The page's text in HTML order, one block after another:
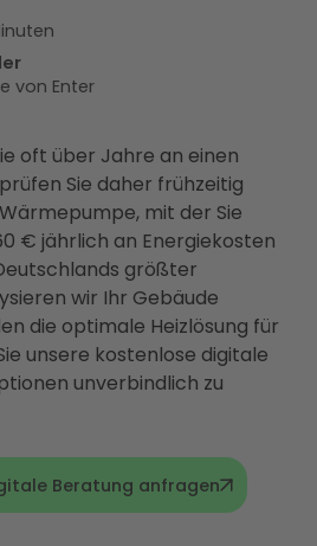
von Enter
oft über Jahre an einen
Sie daher frühzeitig
mit der Sie
€ jährlich an Energiekosten
größter
wir Ihr Gebäude
die optimale Heizlösung für
unsere kostenlose digitale
unverbindlich zu
Beratung anfragen